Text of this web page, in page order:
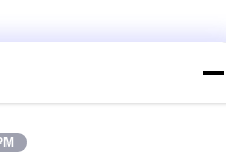
Baomin Rd, secteur de